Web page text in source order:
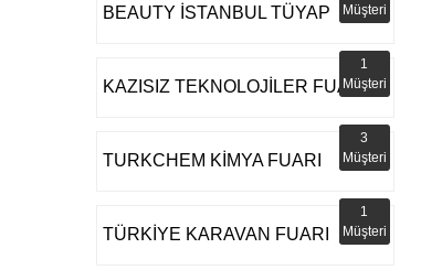
BEAUTY İSTANBUL TÜYAP
Müşteri
KAZISIZ TEKNOLOJİLER FUARI
1
Müşteri
TURKCHEM KİMYA FUARI
3
Müşteri
TÜRKİYE KARAVAN FUARI
1
Müşteri